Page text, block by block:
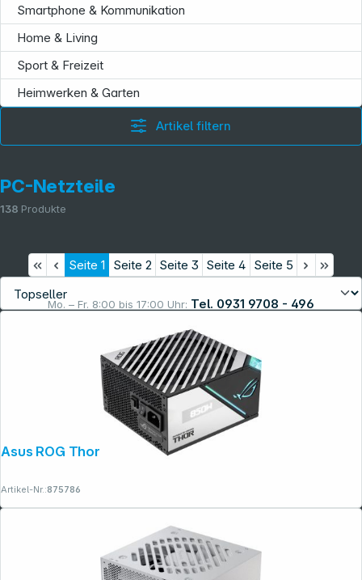
Mo. – Fr. 8:00 bis 17:00 Uhr: Tel. 0931 9708 - 496
Smartphone & Kommunikation
Home & Living
Sport & Freizeit
Heimwerken & Garten
Artikel filtern
PC-Netzteile
138 Produkte
Seite 1 Seite 2 Seite 3 Seite 4 Seite 5
Asus ROG Thor Platinum II 850W
Artikel-Nr.:875786